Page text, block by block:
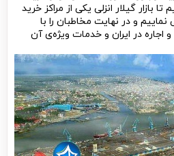
بازار گیلار انزلی یکی از مراکز خرید
نماییم و در نهایت مخاطبان را با
اجاره در ایران و خدمات ویژه‌ی آن